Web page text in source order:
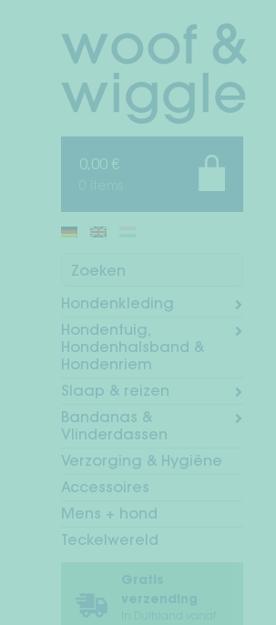
door
naar
naar
de
0,00 €
Zoeken
Hondenkleding
Hondentuig,
Hondenhalsband &
Hondenriem
Slaap & reizen
Bandanas &
Vlinderdassen
Verzorging & Hygiëne
Accessoires
Mens + hond
Teckelwereld